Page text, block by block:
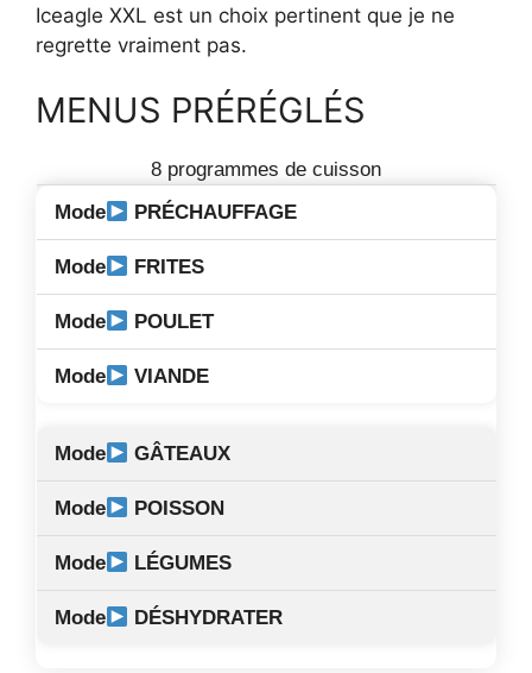
Iceagle XXL est un choix pertinent que je ne
regrette vraiment pas.
MENUS PRÉRÉGLÉS
8 programmes de cuisson
PRÉCHAUFFAGE
FRITES
POULET
VIANDE
GÂTEAUX
POISSON
LÉGUMES
DÉSHYDRATER